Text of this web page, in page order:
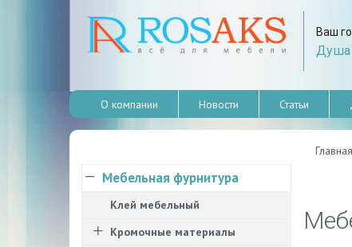
Ваш
Душа
О компании Новости Статьи
Главная
Мебельная фурнитура
Клей мебельный
Кромочные материалы